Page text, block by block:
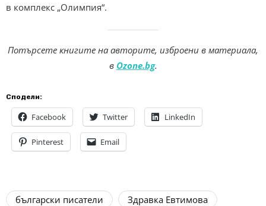
в комплекс „Олимпия“.
Потърсете книгите на авторите, изброени в материала,
в Ozone.bg.
Сподели:
Facebook Twitter LinkedIn
Pinterest Email
български писатели
Здравка Евтимова